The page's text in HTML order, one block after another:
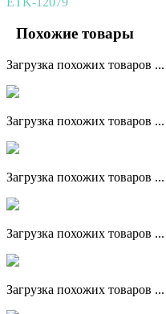
Похожие товары
Загрузка похожих товаров ...
Загрузка похожих товаров ...
Загрузка похожих товаров ...
Загрузка похожих товаров ...
Загрузка похожих товаров ...